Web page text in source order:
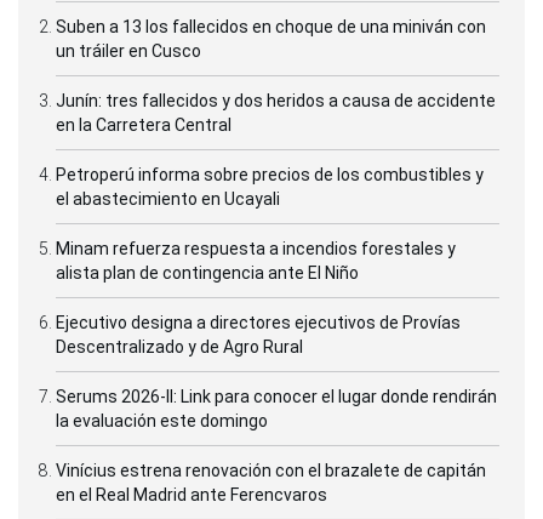
Suben a 13 los fallecidos en choque de una miniván con
un tráiler en Cusco
Junín: tres fallecidos y dos heridos a causa de accidente
en la Carretera Central
Petroperú informa sobre precios de los combustibles y
el abastecimiento en Ucayali
Minam refuerza respuesta a incendios forestales y
alista plan de contingencia ante El Niño
Ejecutivo designa a directores ejecutivos de Provías
Descentralizado y de Agro Rural
Serums 2026-II: Link para conocer el lugar donde rendirán
la evaluación este domingo
Vinícius estrena renovación con el brazalete de capitán
en el Real Madrid ante Ferencvaros